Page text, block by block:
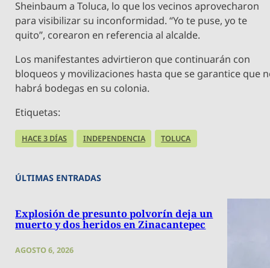
Sheinbaum a Toluca, lo que los vecinos aprovecharon
para visibilizar su inconformidad. “Yo te puse, yo te
quito”, corearon en referencia al alcalde.
Los manifestantes advirtieron que continuarán con
bloqueos y movilizaciones hasta que se garantice que
habrá bodegas en su colonia.
Etiquetas:
HACE 3 DÍAS INDEPENDENCIA TOLUCA
ÚLTIMAS ENTRADAS
Explosión de presunto polvorín deja un
muerto y dos heridos en Zinacantepec
AGOSTO 6, 2026